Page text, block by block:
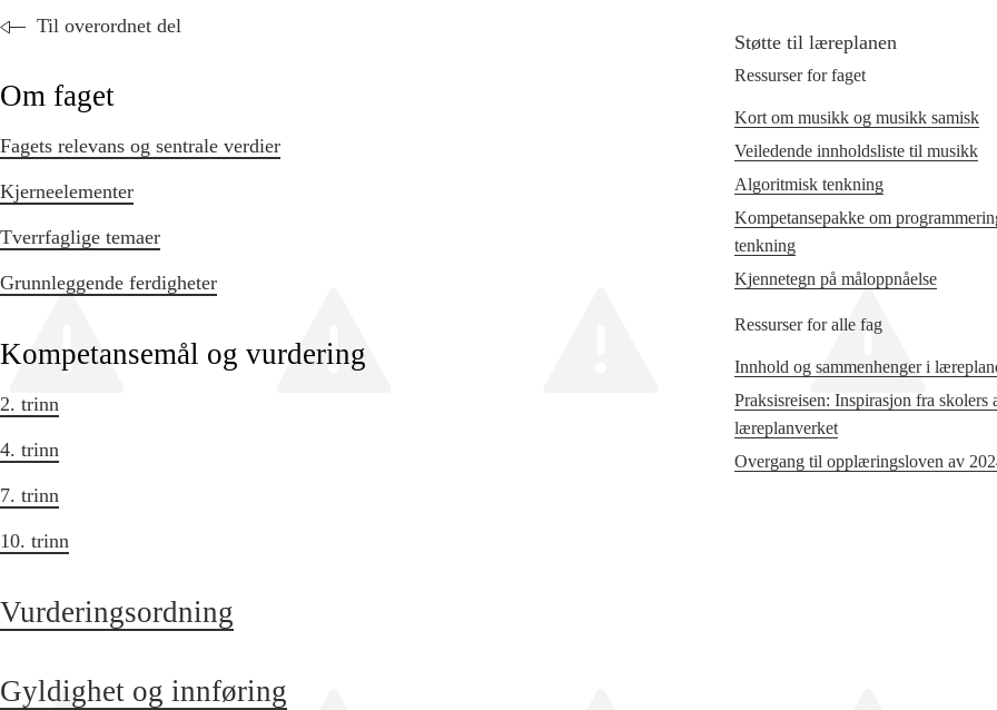
Til overordnet del
Om faget
Fagets relevans og sentrale verdier
Kjerneelementer
Tverrfaglige temaer
Grunnleggende ferdigheter
Kompetansemål og vurdering
2. trinn
4. trinn
7. trinn
10. trinn
Vurderingsordning
Gyldighet og innføring
Støtte til læreplanen
Ressurser for faget
Kort om musikk og musikk samisk
Veiledende innholdsliste til musikk
Algoritmisk tenkning
Kompetansepakke om
tenkning
Kjennetegn på måloppnåelse
Ressurser for alle fag
Innhold og sammenhenger i
Praksisreisen: Inspirasjon fra skolers
læreplanverket
Overgang til opplæringsloven av